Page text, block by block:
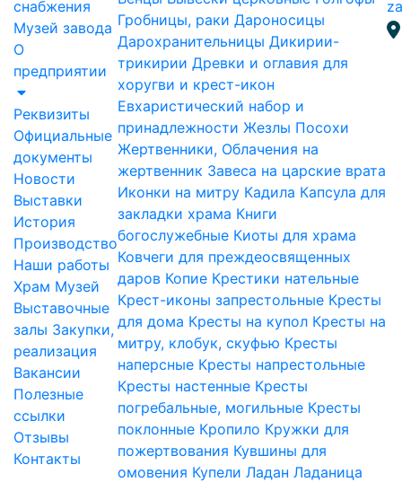
снабжения
Музей завода
О
предприятии
Реквизиты
Официальные
документы
Новости
Выставки
История
Производство
Наши работы
Храм Музей
Выставочные
залы Закупки,
реализация
Вакансии
Полезные
ссылки
Отзывы
Контакты
Гробницы, раки Дароносицы
Дарохранительницы Дикирии-
трикирии Древки и оглавия для
хоругви и крест-икон
Евхаристический набор и
принадлежности Жезлы Посохи
Жертвенники, Облачения на
жертвенник Завеса на царские врата
Иконки на митру Кадила Капсула для
закладки храма Книги
богослужебные Киоты для храма
Ковчеги для преждеосвященных
даров Копие Крестики нательные
Крест-иконы запрестольные Кресты
для дома Кресты на купол Кресты на
митру, клобук, скуфью Кресты
наперсные Кресты напрестольные
Кресты настенные Кресты
погребальные, могильные Кресты
поклонные Кропило Кружки для
пожертвования Кувшины для
омовения Купели Ладан Ладаница